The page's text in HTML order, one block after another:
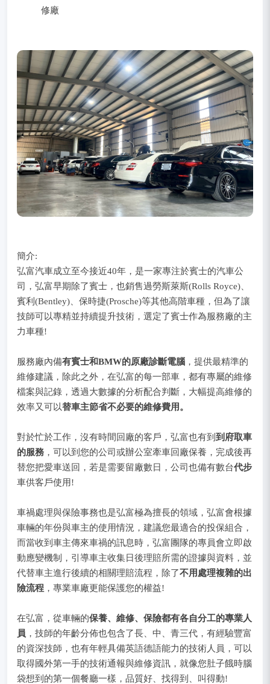
修廠
簡介:
弘富汽車成立至今接近40年，是一家專注於賓士的汽車公
司，弘富早期除了賓士，也銷售過勞斯萊斯(Rolls Royce)、
賓利(Bentley)、保時捷(Prosche)等其他高階車種，但為了讓
技師可以專精並持續提升技術，選定了賓士作為服務廠的主
力車種!
服務廠內備有賓士和BMW的原廠診斷電腦 ，提供最精準的
維修建議，除此之外，在弘富的每一部車，都有專屬的維修
檔案與記錄，透過大數據的分析配合判斷，大幅提高維修的
效率又可以替車主節省不必要的維修費用。
對於忙於工作，沒有時間回廠的客戶，弘富也有到 到府取車
的服務 ，可以到您的公司或辦公室牽車回廠保養，完成後再
替您把愛車送回，若是需要留廠數日，公司也備有數台代步
車供客戶使用!
車禍處理與保險事務也是弘富極為擅長的領域，弘富會根據
車輛的年份與車主的使用情況，建議您最適合的投保組合，
而當收到車主傳來車禍的訊息時，弘富團隊的專員會立即啟
動應變機制，引導車主收集日後理賠所需的證據與資料，並
代替車主進行後續的相關理賠流程，除了不用處理複雜的出
險流程 ，專業車廠更能保護您的權益!
在弘富，從車輛的保養、維修、保險都有各自分工的專業人
員 ，技師的年齡分佈也包含了長、中、青三代，有經驗豐富
的資深技師，也有年輕具備英語德語能力的技術人員，可以
取得國外第一手的技術通報與維修資訊，就像您肚子餓時腦
袋想到的第一個餐廳一樣，品質好、找得到、叫得動!